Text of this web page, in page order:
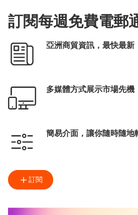
訂閱每週免費電郵
亞洲商貿資訊，最快最新
多媒體方式展示市場先機
簡易介面，讓你隨時隨地
訂閱